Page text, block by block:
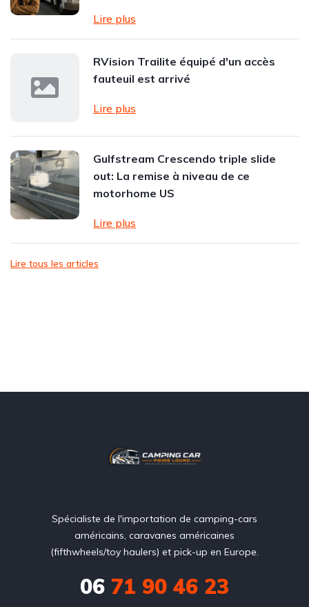
Lire plus
RVision Trailite équipé d'un accès
fauteuil est arrivé
Lire plus
Gulfstream Crescendo triple slide
out: La remise à niveau de ce
motorhome US
Lire plus
Lire tous les articles
Spécialiste de l'importation de camping-cars
américains, caravanes américaines
(fifthwheels/toy haulers) et pick-up en Europe.
06 71 90 46 23